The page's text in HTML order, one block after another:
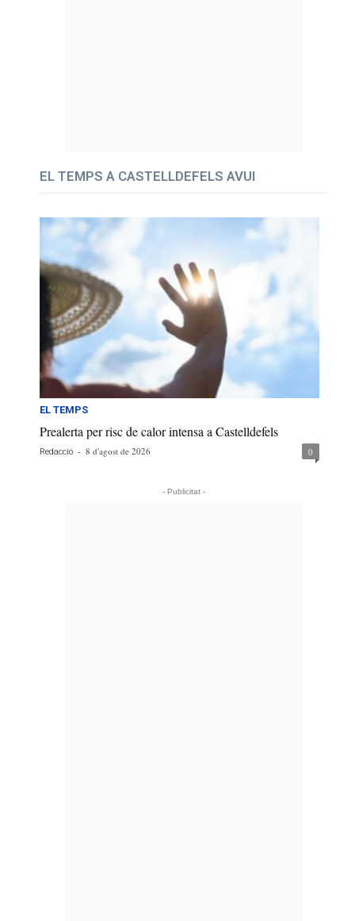
EL TEMPS A CASTELLDEFELS AVUI
EL TEMPS
Prealerta per risc de calor intensa a Castelldefels
Redacció - 8 d'agost de 2026 0
- Publicitat -